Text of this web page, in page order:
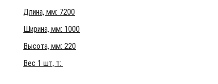
Длина, мм: 7200
Ширина, мм: 1000
Высота, мм: 220
Вес 1 шт, т: